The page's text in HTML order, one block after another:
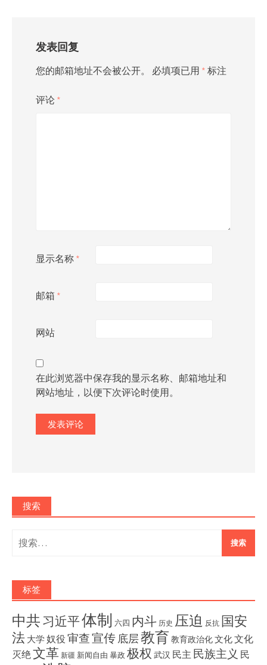
发表回复
您的邮箱地址不会被公开。 必填项已用 * 标注
评论 *
显示名称 *
邮箱 *
网站
在此浏览器中保存我的显示名称、邮箱地址和
网站地址，以便下次评论时使用。
搜索
搜
索：
标签
中共习近平体制 六四 内斗 历史 压迫 反抗 国安
法 大学 奴役 审查宣传底层教育 教育政治化文化文化
灭绝文革 新疆 新闻自由 暴政 极权 武汉 民主 民族主义 民